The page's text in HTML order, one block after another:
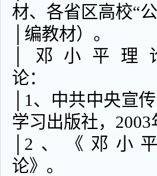
材、各省区高校“
│编
│邓小平理
论
│1、中共中央宣
学习出版社，2003
│2、《邓小
论》